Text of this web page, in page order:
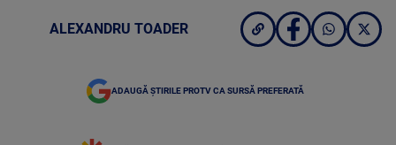
ALEXANDRU TOADER
ADAUGĂ ȘTIRILE PROTV CA SURSĂ PREFERATĂ